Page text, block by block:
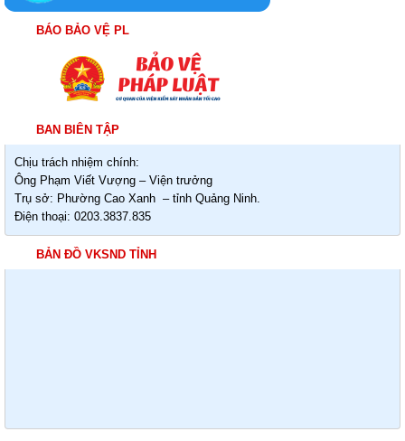
BÁO BẢO VỆ PL
BAN BIÊN TẬP
Chịu trách nhiệm chính:
Ông Phạm Viết Vượng – Viện trưởng
Trụ sở: Phường Cao Xanh – tỉnh Quảng Ninh.
Điện thoại: 0203.3837.835
BẢN ĐỒ VKSND TỈNH